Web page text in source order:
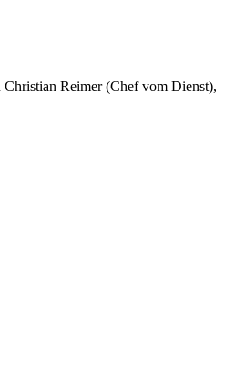
Reimer (Chef vom Dienst),